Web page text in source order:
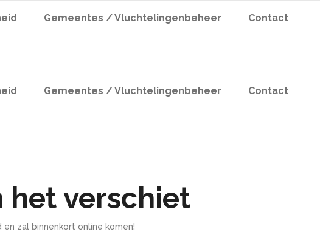
Gemeentes / Vluchtelingenbeheer Contact
Gemeentes / Vluchtelingenbeheer Contact
het verschiet
zal binnenkort online komen!